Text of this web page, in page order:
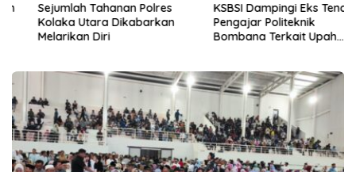
Sejumlah Tahanan Polres
Kolaka Utara Dikabarkan
Melarikan Diri
KSBSI Dampingi Eks Tenaga
Pengajar Politeknik
Bombana Terkait Upah